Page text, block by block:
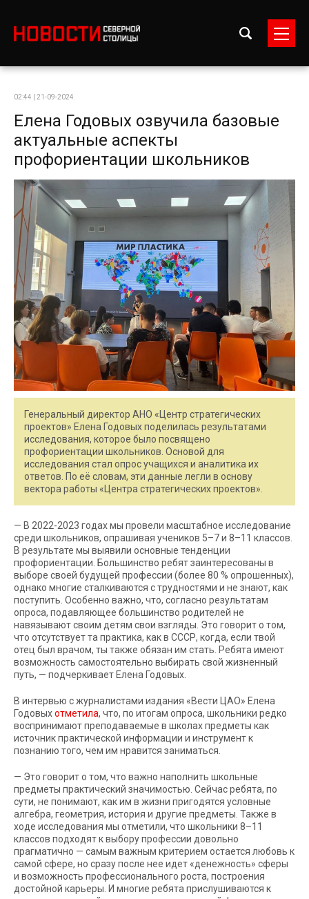
02:44 | 21-09-2024
Елена Годовых озвучила базовые
актуальные аспекты
профориентации школьников
Генеральный директор АНО «Центр стратегических
проектов» Елена Годовых поделилась результатами
исследования, которое было посвящено
профориентации школьников. Основой для
исследования стал опрос учащихся и аналитика их
ответов. По её словам, эти данные легли в основу
вектора работы «Центра стратегических проектов».
— В 2022-2023 годах мы провели масштабное исследование
среди школьников, опрашивая учеников 5–7 и 8–11 классов.
В результате мы выявили основные тенденции
профориентации. Большинство ребят заинтересованы в
выборе своей будущей профессии (более 80 % опрошенных),
однако многие сталкиваются с трудностями и не знают, как
поступить. Особенно важно, что, согласно результатам
опроса, подавляющее большинство родителей не
навязывают своим детям свои взгляды. Это говорит о том,
что отсутствует та практика, как в СССР, когда, если твой
отец был врачом, ты также обязан им стать. Ребята имеют
возможность самостоятельно выбирать свой жизненный
путь, — подчеркивает Елена Годовых.
В интервью с журналистами издания «Вести ЦАО» Елена
Годовыхотметила, что, по итогам опроса, школьники редко
воспринимают преподаваемые в школах предметы как
источник практической информации и инструмент к
познанию того, чем им нравится заниматься.
— Это говорит о том, что важно наполнить школьные
предметы практический значимостью. Сейчас ребята, по
сути, не понимают, как им в жизни пригодятся условные
алгебра, геометрия, история и другие предметы. Также в
ходе исследования мы отметили, что школьники 8–11
классов подходят к выбору профессии довольно
прагматично — самым важным критерием остается любовь к
самой сфере, но сразу после нее идет «денежность» сферы
и возможность профессионального роста, построения
достойной карьеры. И многие ребята прислушиваются к